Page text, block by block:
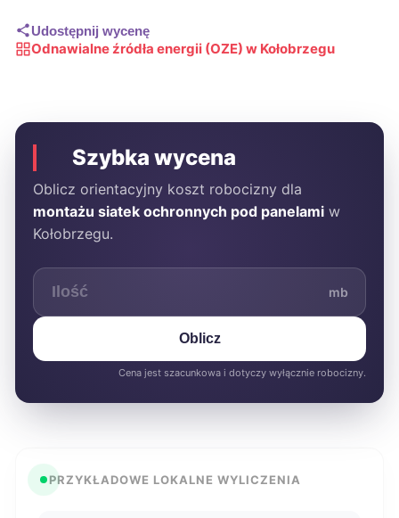
Udostępnij wycenę
Odnawialne źródła energii (OZE) w Kołobrzegu
Szybka wycena
Oblicz orientacyjny koszt robocizny dla
montażu siatek ochronnych pod panelami w
Kołobrzegu.
mb
Oblicz
Cena jest szacunkowa i dotyczy wyłącznie robocizny.
PRZYKŁADOWE LOKALNE WYLICZENIA